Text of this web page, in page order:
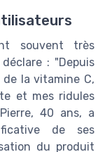
souvent très
: "Depuis
la vitamine C,
et mes ridules
40 ans, a
de ses
du produit